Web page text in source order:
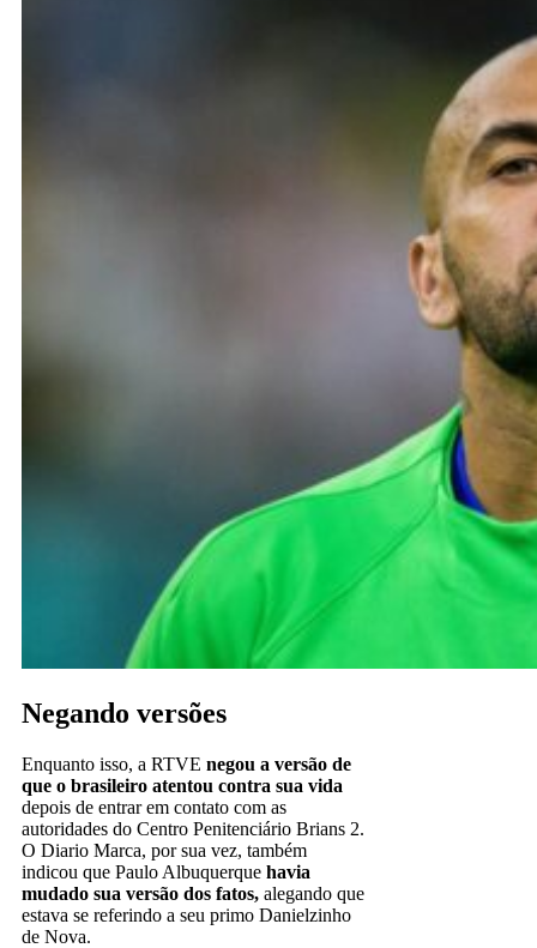
Negando versões
Enquanto isso, a RTVE negou a versão de
que o brasileiro atentou contra sua vida
depois de entrar em contato com as
autoridades do Centro Penitenciário Brians 2.
O Diario Marca, por sua vez, também
indicou que Paulo Albuquerque havia
mudado sua versão dos fatos, alegando que
estava se referindo a seu primo Danielzinho
de Nova.